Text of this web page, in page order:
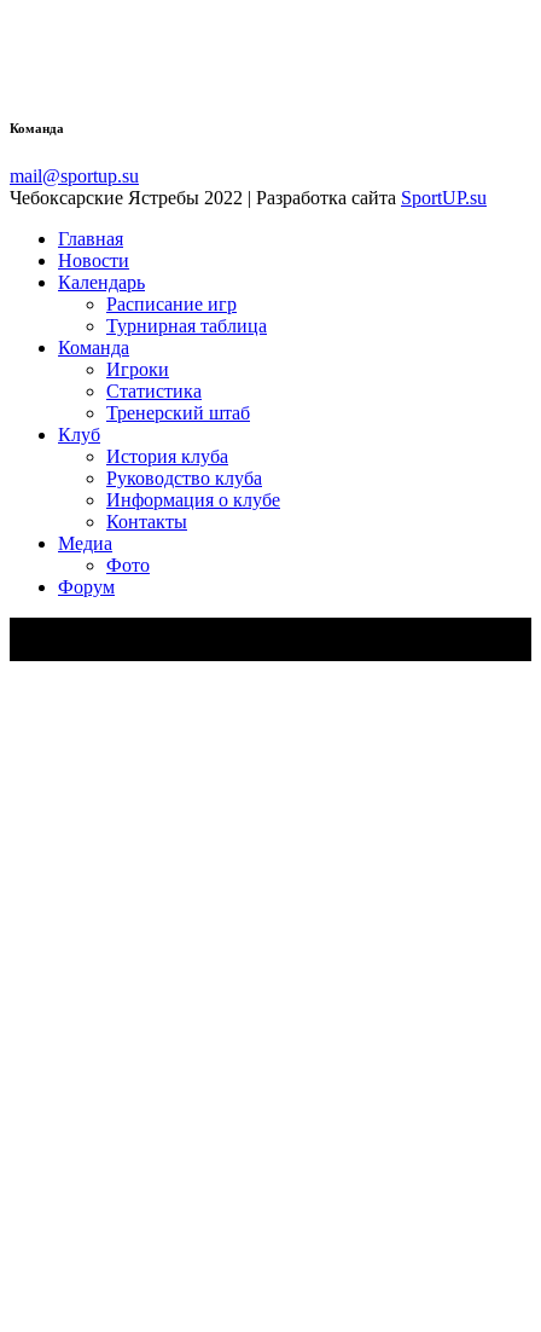
Команда
mail@sportup.su
Чебоксарские Ястребы 2022 | Разработка сайта SportUP.su
Главная
Новости
Календарь
Расписание игр
Турнирная таблица
Команда
Игроки
Статистика
Тренерский штаб
Клуб
История клуба
Руководство клуба
Информация о клубе
Контакты
Медиа
Фото
Форум